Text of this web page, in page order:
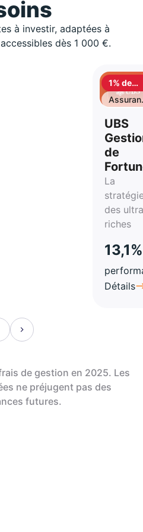
à investir, adaptées à
dès 1 000 €.
1% de
UBS
de
La
des
riches
13,1%
Détails
de gestion en 2025. Les
ne préjugent pas des
futures.